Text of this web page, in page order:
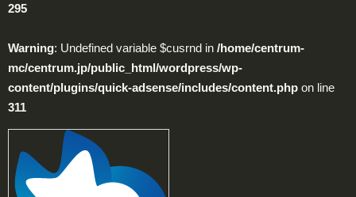
295
Warning: Undefined variable $cusrnd in /home/centrum-
mc/centrum.jp/public_html/wordpress/wp-
content/plugins/quick-adsense/includes/content.php on line
311